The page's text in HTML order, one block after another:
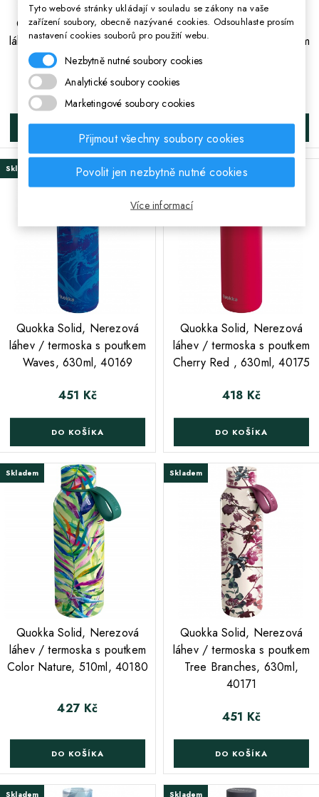
Quokka Solid, Nerezová
láhev / termoska s poutkem
Mustard, 630ml, 40173
Cena
418 Kč
DO KOŠÍKA
Quokka Solid, Nerezová
láhev / termoska s poutkem
Clash, 630ml, 40168
DO KOŠÍKA
Skladem
Quokka Solid, Nerezová
láhev / termoska s poutkem
Waves, 630ml, 40169
Cena
451 Kč
DO KOŠÍKA
Skladem
Quokka Solid, Nerezová
láhev / termoska s poutkem
Cherry Red , 630ml, 40175
Cena
418 Kč
DO KOŠÍKA
Skladem
Quokka Solid, Nerezová
láhev / termoska s poutkem
Color Nature, 510ml, 40180
Cena
427 Kč
DO KOŠÍKA
Skladem
Quokka Solid, Nerezová
láhev / termoska s poutkem
Tree Branches, 630ml,
40171
Cena
451 Kč
DO KOŠÍKA
Skladem Skladem
Tyto webové stránky ukládají v souladu se zákony na vaše
zařízení soubory, obecně nazývané cookies. Odsouhlaste prosím
nastavení cookies souborů pro použití webu.
Nezbytně nutné soubory cookies
Analytické soubory cookies
Marketingové soubory cookies
Přijmout všechny soubory cookies
Povolit jen nezbytně nutné cookies
Více informací